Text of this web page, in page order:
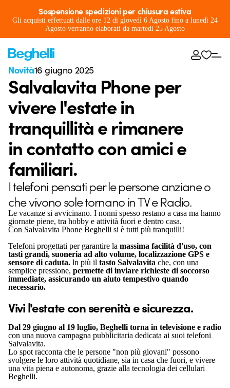
Sospensione spedizioni per chiusura estiva
Gli acquisti effettuati dalle ore 12 di giovedì 6 Agosto fino a lunedì 24
Agosto verranno elaborati da martedì 25 Agosto
Novità16 giugno 2025
Salvalavita Phone per
vivere l'estate in
tranquillità e rimanere
in contatto con amici e
familiari.
I telefoni pensati per le persone anziane o
che vivono sole tornano in TV e Radio.
Le vacanze si avvicinano. I nonni spesso restano a casa ma hanno
giornate piene, tra hobby e attività fuori e dentro casa.
Con Salvalavita Phone Beghelli si è tutti più tranquilli!
Telefoni progettati per garantire la massima facilità d'uso, con
tasti grandi, suoneria ad alto volume, localizzazione GPS e
sensore di caduta. ln più il tasto Salvalavita che, con una
semplice pressione, permette di inviare richieste di soccorso
immediate, assicurando un aiuto tempestivo quando
necessario.
Vivi l'estate con serenità e sicurezza.
Dal 29 giugno al 19 luglio, Beghelli torna in televisione e radio
con una nuova campagna pubblicitaria dedicata ai suoi telefoni
Salvalavita.
Lo spot racconta che le persone "non più giovani" possono
svolgere le loro attività quotidiane, sia in casa che fuori, e vivere
una vita piena e autonoma, grazie alla tecnologia dei cellulari
Beghelli.